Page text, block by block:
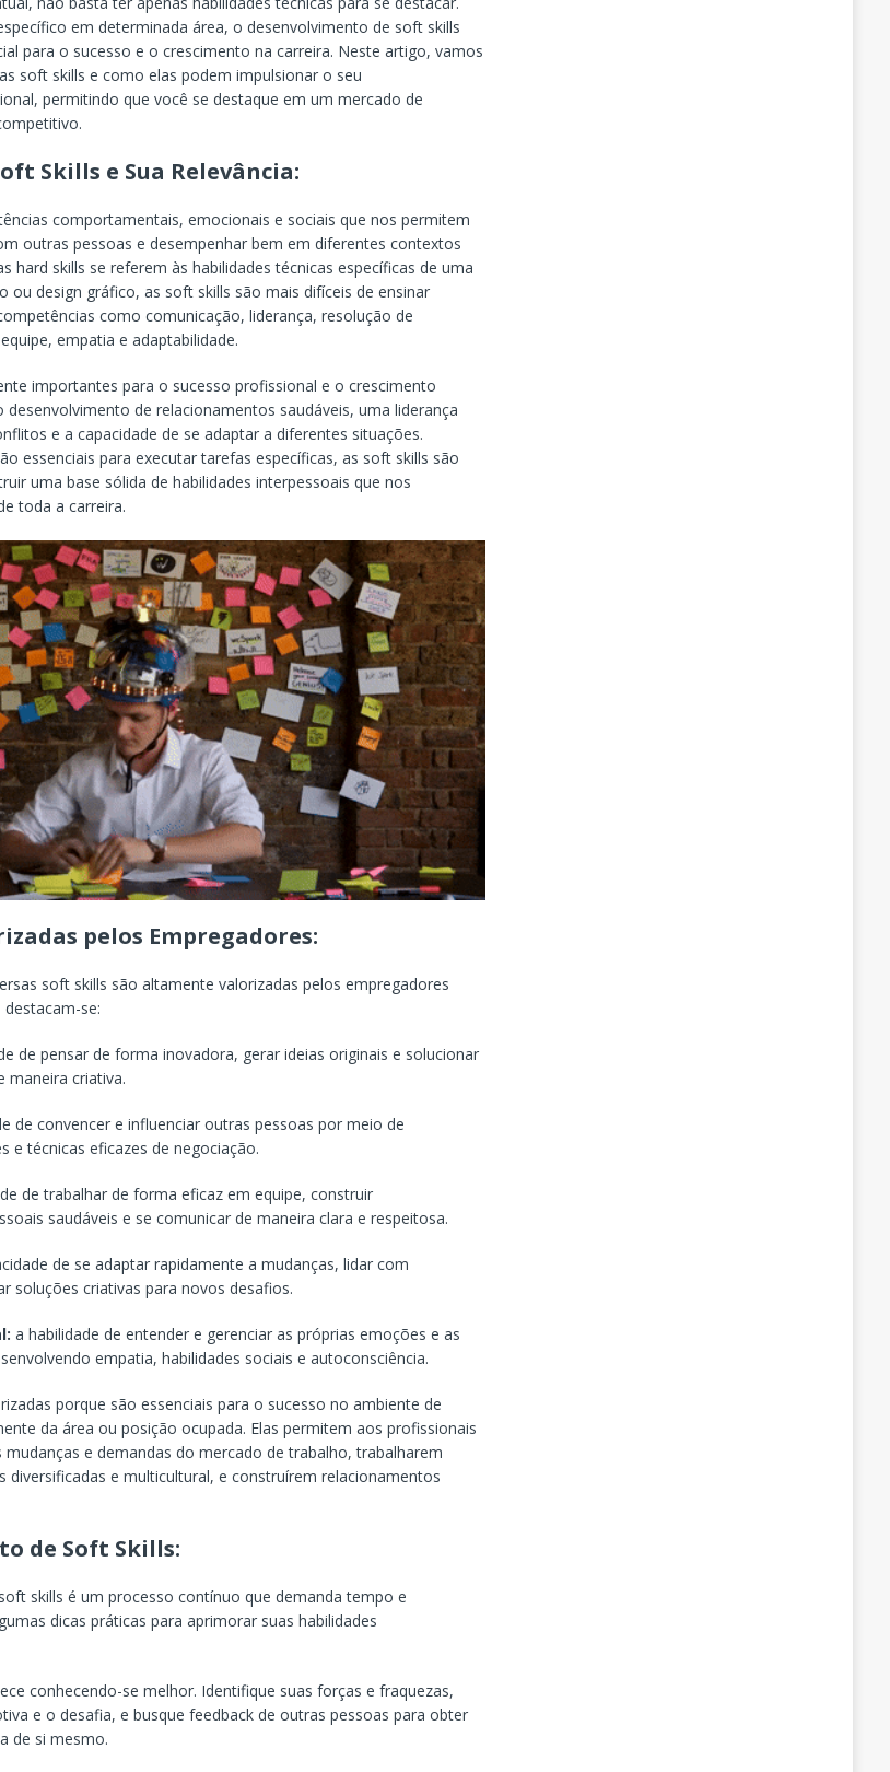
em determinada área, o desenvolvimento de soft skills
para o sucesso e o crescimento na carreira. Neste artigo, vamos
soft skills e como elas podem impulsionar o seu
permitindo que você se destaque em um mercado de
Skills e Sua Relevância:
comportamentais, emocionais e sociais que nos permitem
outras pessoas e desempenhar bem em diferentes contextos
hard skills se referem às habilidades técnicas específicas de uma
ou design gráfico, as soft skills são mais difíceis de ensinar
como comunicação, liderança, resolução de
empatia e adaptabilidade.
importantes para o sucesso profissional e o crescimento
desenvolvimento de relacionamentos saudáveis, uma liderança
e a capacidade de se adaptar a diferentes situações.
essenciais para executar tarefas específicas, as soft skills são
uma base sólida de habilidades interpessoais que nos
toda a carreira.
pelos Empregadores:
soft skills são altamente valorizadas pelos empregadores
se:
de pensar de forma inovadora, gerar ideias originais e solucionar
maneira criativa.
de convencer e influenciar outras pessoas por meio de
e técnicas eficazes de negociação.
de trabalhar de forma eficaz em equipe, construir
saudáveis e se comunicar de maneira clara e respeitosa.
de se adaptar rapidamente a mudanças, lidar com
soluções criativas para novos desafios.
a habilidade de entender e gerenciar as próprias emoções e as
empatia, habilidades sociais e autoconsciência.
porque são essenciais para o sucesso no ambiente de
da área ou posição ocupada. Elas permitem aos profissionais
mudanças e demandas do mercado de trabalho, trabalharem
diversificadas e multicultural, e construírem relacionamentos
de Soft Skills:
skills é um processo contínuo que demanda tempo e
dicas práticas para aprimorar suas habilidades
conhecendo-se melhor. Identifique suas forças e fraquezas,
e o desafia, e busque feedback de outras pessoas para obter
de si mesmo.